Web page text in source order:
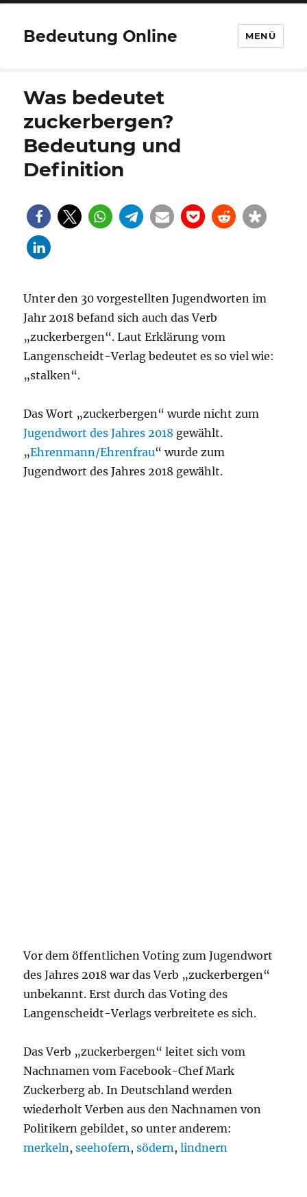
Bedeutung Online MENÜ
Was bedeutet
zuckerbergen?
Bedeutung und
Definition
Unter den 30 vorgestellten Jugendworten im
Jahr 2018 befand sich auch das Verb
„zuckerbergen“. Laut Erklärung vom
Langenscheidt-Verlag bedeutet es so viel wie:
„stalken“.
Das Wort „zuckerbergen“ wurde nicht zum
Jugendwort des Jahres 2018 gewählt.
„Ehrenmann/Ehrenfrau“ wurde zum
Jugendwort des Jahres 2018 gewählt.
Vor dem öffentlichen Voting zum Jugendwort
des Jahres 2018 war das Verb „zuckerbergen“
unbekannt. Erst durch das Voting des
Langenscheidt-Verlags verbreitete es sich.
Das Verb „zuckerbergen“ leitet sich vom
Nachnamen vom Facebook-Chef Mark
Zuckerberg ab. In Deutschland werden
wiederholt Verben aus den Nachnamen von
Politikern gebildet, so unter anderem:
merkeln,seehofern,södern,lindnern